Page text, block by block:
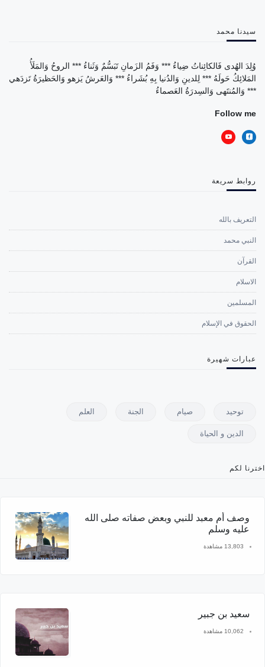
سيدنا محمد
وُلِدَ الهُدى فَالكائِناتُ ضِياءُ *** وَفَمُ الزَمانِ تَبَسُّمٌ وَثَناءُ *** الروحُ وَالمَلَأُ
المَلائِكُ حَولَهُ *** لِلدينِ وَالدُنيا بِهِ بُشَراءُ *** وَالعَرشُ يَزهو وَالحَظيرَةُ تَزدَهي
*** وَالمُنتَهى وَالسِدرَةُ العَصماءُ
Follow me
روابط سريعة
التعريف بالله
النبي محمد
القرآن
الاسلام
المسلمين
الحقوق في الإسلام
عبارات شهيرة
توحيد صيام الجنة العلم
الدين و الحياة
اخترنا لكم
وصف أم معبد للنبي وبعض صفاته صلى الله
عليه وسلم
13,803 مشاهدة
سعيد بن جبير
10,062 مشاهدة